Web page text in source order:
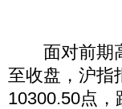
面对前期高
至收盘，沪指
10300.50点，